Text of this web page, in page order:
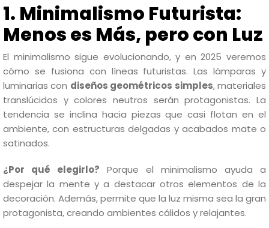
1. Minimalismo Futurista:
Menos es Más, pero con Luz
El minimalismo sigue evolucionando, y en 2025 veremos
cómo se fusiona con líneas futuristas. Las lámparas y
luminarias con diseños geométricos simples, materiales
translúcidos y colores neutros serán protagonistas. La
tendencia se inclina hacia piezas que casi flotan en el
ambiente, con estructuras delgadas y acabados mate o
satinados.
¿Por qué elegirlo? Porque el minimalismo ayuda a
despejar la mente y a destacar otros elementos de la
decoración. Además, permite que la luz misma sea la gran
protagonista, creando ambientes cálidos y relajantes.